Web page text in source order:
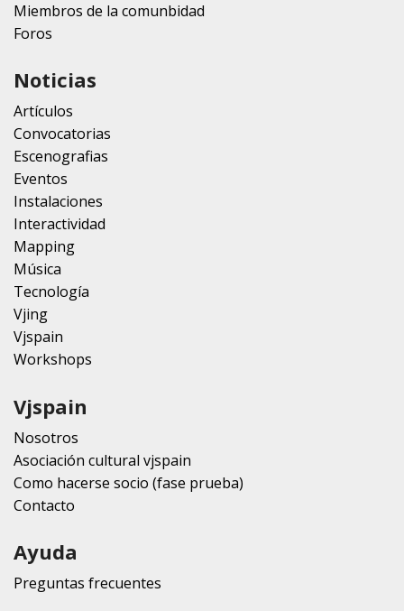
Miembros de la comunbidad
Foros
Noticias
Artículos
Convocatorias
Escenografias
Eventos
Instalaciones
Interactividad
Mapping
Música
Tecnología
Vjing
Vjspain
Workshops
Vjspain
Nosotros
Asociación cultural vjspain
Como hacerse socio (fase prueba)
Contacto
Ayuda
Preguntas frecuentes